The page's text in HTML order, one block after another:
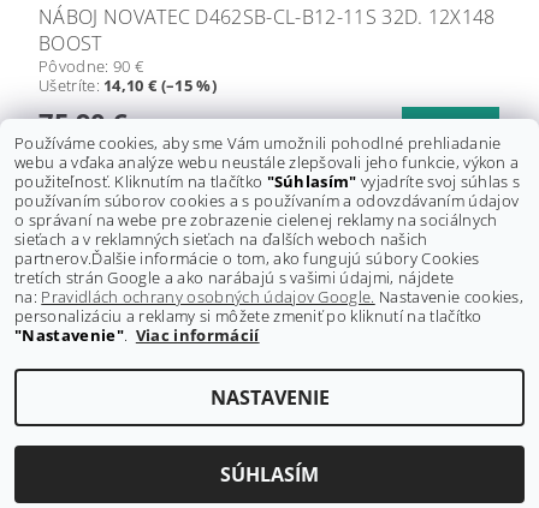
NÁBOJ NOVATEC D462SB-CL-B12-11S 32D. 12X148
BOOST
Pôvodne: 90 €
Ušetríte: 14,10 € (–15 %)
75,90 €
ĎALŠIE PRODUKTY
1 2 3
Shoptet.sk
2026 ©GRAVITY-shop.sk, všetky práva vyhradenéUpraviť nastavenie cookies
Vytvoril Shoptet
Používáme cookies, aby sme Vám umožnili pohodlné prehliadanie
webu a vďaka analýze webu neustále zlepšovali jeho funkcie, výkon a
použiteľnosť. Kliknutím na tlačítko "Súhlasím" vyjadríte svoj súhlas s
používaním súborov cookies a s používaním a odovzdávaním údajov
o správaní na webe pre zobrazenie cielenej reklamy na sociálnych
sieťach a v reklamných sieťach na ďalších weboch našich
partnerov.Ďalšie informácie o tom, ako fungujú súbory Cookies
tretích strán Google a ako narábajú s vašimi údajmi, nájdete
na: Pravidlách ochrany osobných údajov Google. Nastavenie cookies,
personalizáciu a reklamy si môžete zmeniť po kliknutí na tlačítko
"Nastavenie". Viac informácií
NASTAVENIE
SÚHLASÍM